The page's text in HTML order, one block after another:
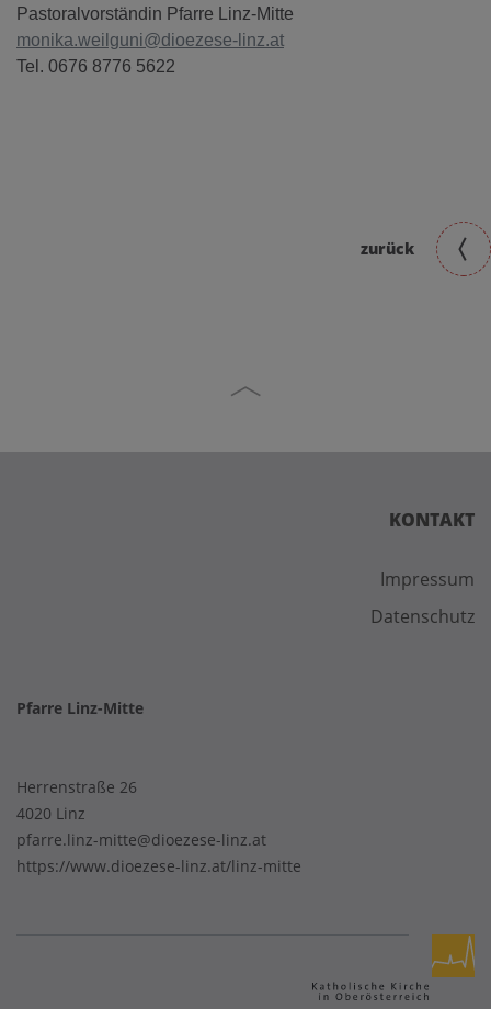
Pastoralvorständin Pfarre Linz-Mitte
monika.weilguni@dioezese-linz.at
Tel. 0676 8776 5622
zurück
KONTAKT
Impressum
Datenschutz
Pfarre Linz-Mitte
Herrenstraße 26
4020 Linz
pfarre.linz-mitte@dioezese-linz.at
https://www.dioezese-linz.at/linz-mitte